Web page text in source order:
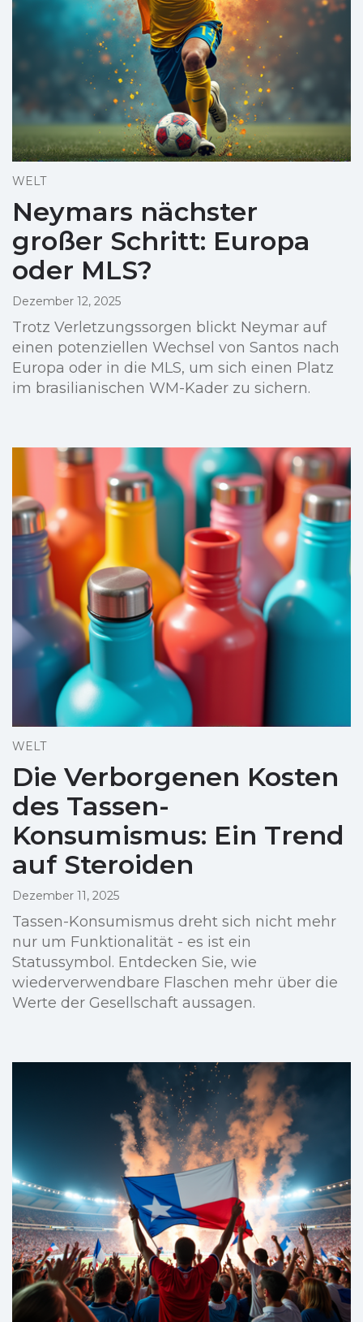
WELT
Neymars nächster
großer Schritt: Europa
oder MLS?
Dezember 12, 2025
Trotz Verletzungssorgen blickt Neymar auf
einen potenziellen Wechsel von Santos nach
Europa oder in die MLS, um sich einen Platz
im brasilianischen WM-Kader zu sichern.
WELT
Die Verborgenen Kosten
des Tassen-
Konsumismus: Ein Trend
auf Steroiden
Dezember 11, 2025
Tassen-Konsumismus dreht sich nicht mehr
nur um Funktionalität - es ist ein
Statussymbol. Entdecken Sie, wie
wiederverwendbare Flaschen mehr über die
Werte der Gesellschaft aussagen.